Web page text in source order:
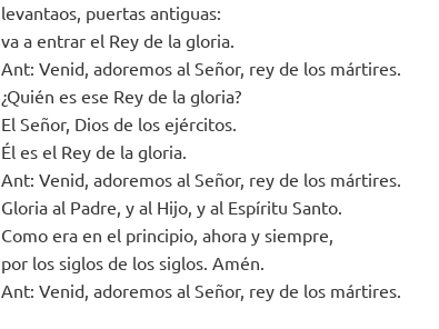
levantaos, puertas antiguas:
va a entrar el Rey de la gloria.
Ant: Venid, adoremos al Señor, rey de los mártires.
¿Quién es ese Rey de la gloria?
El Señor, Dios de los ejércitos.
Él es el Rey de la gloria.
Ant: Venid, adoremos al Señor, rey de los mártires.
Gloria al Padre, y al Hijo, y al Espíritu Santo.
Como era en el principio, ahora y siempre,
por los siglos de los siglos. Amén.
Ant: Venid, adoremos al Señor, rey de los mártires.